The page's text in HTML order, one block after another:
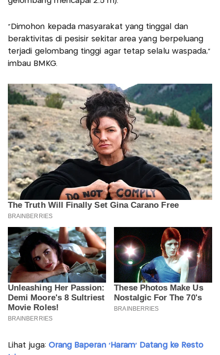
"Dimohon kepada masyarakat yang tinggal dan
beraktivitas di pesisir sekitar area yang berpeluang
terjadi gelombang tinggi agar tetap selalu waspada,"
imbau BMKG.
Lihat juga: Orang Baperan 'Haram' Datang ke Resto